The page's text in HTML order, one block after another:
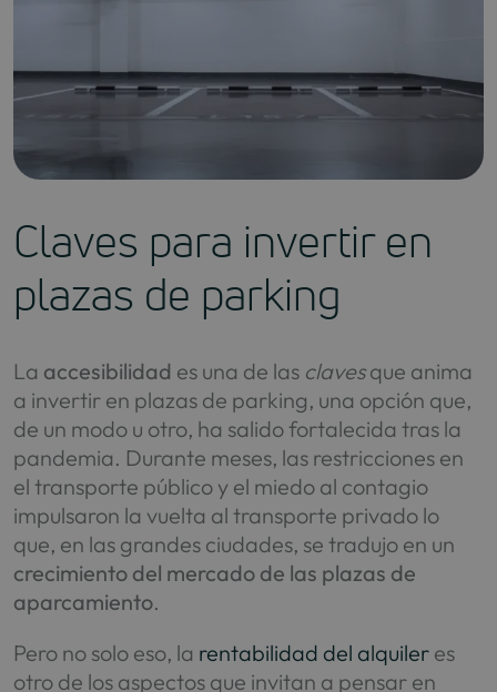
Claves para invertir en
plazas de parking
La accesibilidad es una de las clavesque anima
a invertir en plazas de parking, una opción que,
de un modo u otro, ha salido fortalecida tras la
pandemia. Durante meses, las restricciones en
el transporte público y el miedo al contagio
impulsaron la vuelta al transporte privado lo
que, en las grandes ciudades, se tradujo en un
crecimiento del mercado de las plazas de
aparcamiento.
Pero no solo eso, la rentabilidad del alquileres
otro de los aspectos que invitan a pensar en